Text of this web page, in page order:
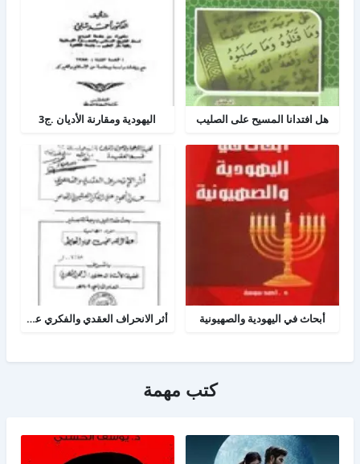
هل افتدانا المسيح على الصليب اليهودية ومقارنة الأديان .ج3
أبحاث في اليهودية والصهيونية أثر الانحراف العقدي والفكري عند اليهود على الفكر الصهيوني المعاصر
كتب مهمة